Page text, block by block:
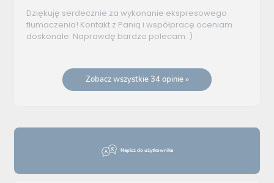
Napisz do użytkownika
Dziękuję serdecznie za wykonanie ekspresowego
tłumaczenia! Kontakt z Panią i współpracę oceniam
doskonale. Naprawdę bardzo polecam :)
Zobacz wszystkie 34 opinie »